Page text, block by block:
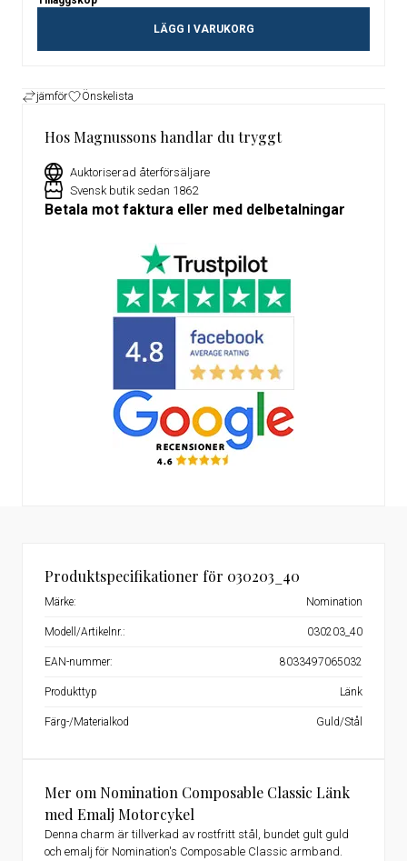
LÄGG I VARUKORG
jämför Önskelista
Hos Magnussons handlar du tryggt
Auktoriserad återförsäljare
Svensk butik sedan 1862
Betala mot faktura eller med delbetalningar
Mer om Nomination Composable Classic Länk
med Emalj Motorcykel
Denna charm är tillverkad av rostfritt stål, bundet gult guld
och emalj för Nomination's Composable Classic armband.
Produktspecifikationer för 030203_40
Märke: Nomination
Modell/Artikelnr.: 030203_40
EAN-nummer: 8033497065032
Produkttyp Länk
Färg-/Materialkod Guld/Stål